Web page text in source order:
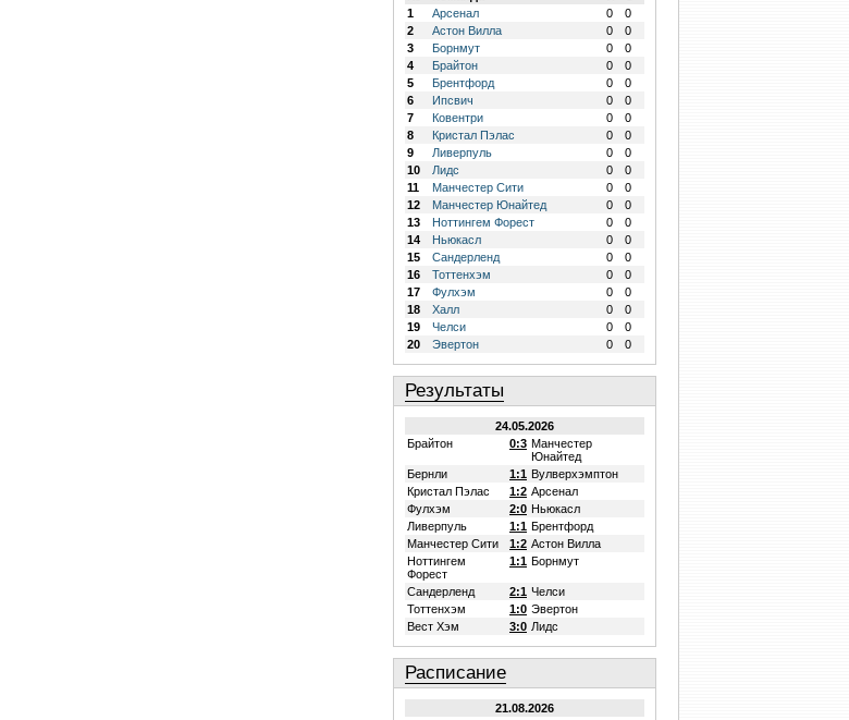
1
Арсенал 0
0
2
Астон Вилла 0
0
3
Борнмут 0
0
4
Брайтон 0
0
5
Брентфорд 0
0
6
Ипсвич 0
0
7
Ковентри 0
0
8
Кристал Пэлас 0
0
9
Ливерпуль 0
0
10
Лидс 0
0
11
Манчестер Сити 0
0
12
Манчестер Юнайтед 0
0
13
Ноттингем Форест 0
0
14
Ньюкасл 0
0
15
Сандерленд 0
0
16
Тоттенхэм 0
0
17
Фулхэм 0
0
18
Халл 0
0
19
Челси 0
0
20
Эвертон 0 0
Результаты
24.05.2026
Брайтон
0:3 Манчестер
Юнайтед
Бернли
1:1 Вулверхэмптон
Кристал Пэлас
1:2 Арсенал
Фулхэм
2:0 Ньюкасл
Ливерпуль
1:1 Брентфорд
Манчестер Сити
1:2 Астон Вилла
Ноттингем
Форест
1:1 Борнмут
Сандерленд 2:1 Челси
Тоттенхэм
1:0 Эвертон
Вест Хэм
3:0 Лидс
Расписание
21.08.2026